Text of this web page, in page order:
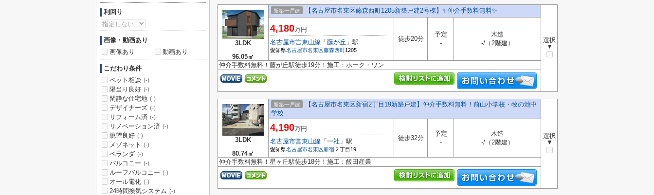
3LDK
96.05㎡
新築一戸建 【名古屋市名東区藤森西町1205新築戸建2号棟】✨️仲介手数料無料✨️
選択
▼
4,180万円
名古屋市営東山線 「 藤が丘 」駅
愛知県名古屋市名東区藤森西町1205
徒歩20分
予定
-
木造
-/（2階建）
仲介手数料無料！藤が丘駅徒歩19分！施工：ホーク・ワン
3LDK
80.74㎡
新築一戸建
【名古屋市名東区新宿2丁目19新築戸建】仲介手数料無料！前山小学校・牧の池中
学校
選択
▼
4,190万円
名古屋市営東山線 「 一社 」駅
愛知県名古屋市名東区新宿 ２丁目19
徒歩32分
予定
-
木造
-/（2階建）
仲介手数料無料！星ヶ丘駅徒歩18分！施工：飯田産業
利回り
画像・動画あり
画像あり
動画あり
こだわり条件
ペット相談 (-)
陽当り良好 (-)
閑静な住宅地 (-)
デザイナーズ (-)
リフォーム済 (-)
リノベーション済 (-)
眺望良好 (-)
メゾネット (-)
ベランダ (-)
バルコニー (-)
ルーフバルコニー (-)
オール電化 (-)
24時間換気システム (-)